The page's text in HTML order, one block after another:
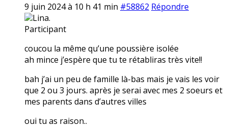
9 juin 2024 à 10 h 41 min #58862 Répondre
Lina.
Participant
coucou la même qu’une poussière isolée
ah mince j’espère que tu te rétabliras très vite!!
bah j’ai un peu de famille là-bas mais je vais les voir
que 2 ou 3 jours. après je serai avec mes 2 soeurs et
mes parents dans d’autres villes
oui tu as raison..